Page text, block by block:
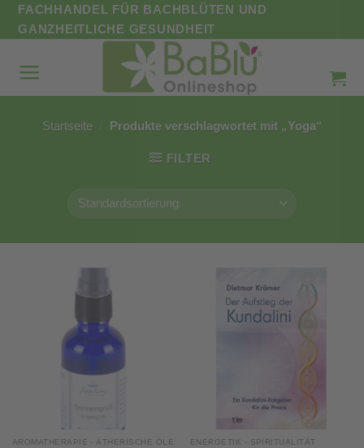
Zum
Inhalt
FACHHANDEL FÜR BACHBLÜTEN UND
GANZHEITLICHE GESUNDHEIT
Startseite Produkte verschlagwortet mit „Yoga“
FILTER
AROMATHERAPIE - ÄTHERISCHE ÖLE ENERGETIK - SPIRITUALITÄT